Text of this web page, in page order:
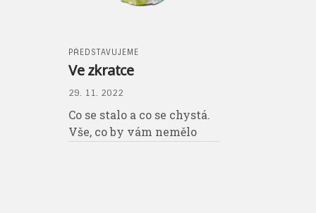
PŘEDSTAVUJEME
Ve zkratce
29. 11. 2022
Co se stalo a co se chystá.
Vše, co by vám nemělo